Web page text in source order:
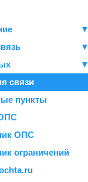
▼
▼
▼
связи
пункты
ОПС
ограничений